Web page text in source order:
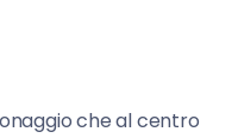
che al centro